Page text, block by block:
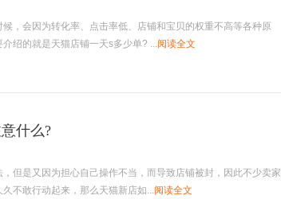
会因为转化率、点击率低、店铺和宝贝的权重不高等各种原
绍的就是天猫店铺一天s多少单? ...阅读全文
什么?
但是又因为担心自己操作不当，而导致店铺被封，因此不少卖家
不敢行动起来，那么天猫新店如...阅读全文